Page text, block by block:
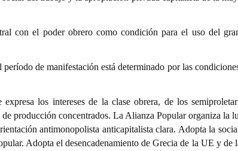
con el poder obrero como condición para el uso del
de manifestación está determinado por las
los intereses de la clase obrera, de los
producción concentrados. La Alianza Popular organiza la
antimonopolista anticapitalista clara. Adopta la
Adopta el desencadenamiento de Grecia de la UE y